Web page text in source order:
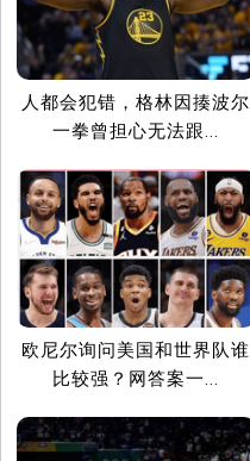
人都会犯错，格林因揍波尔
一拳曾担心无法跟...
欧尼尔询问美国和世界队谁
比较强？网答案一...